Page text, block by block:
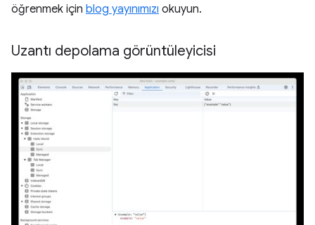
öğrenmek için blog yayınımızı okuyun.
Uzantı depolama görüntüleyicisi